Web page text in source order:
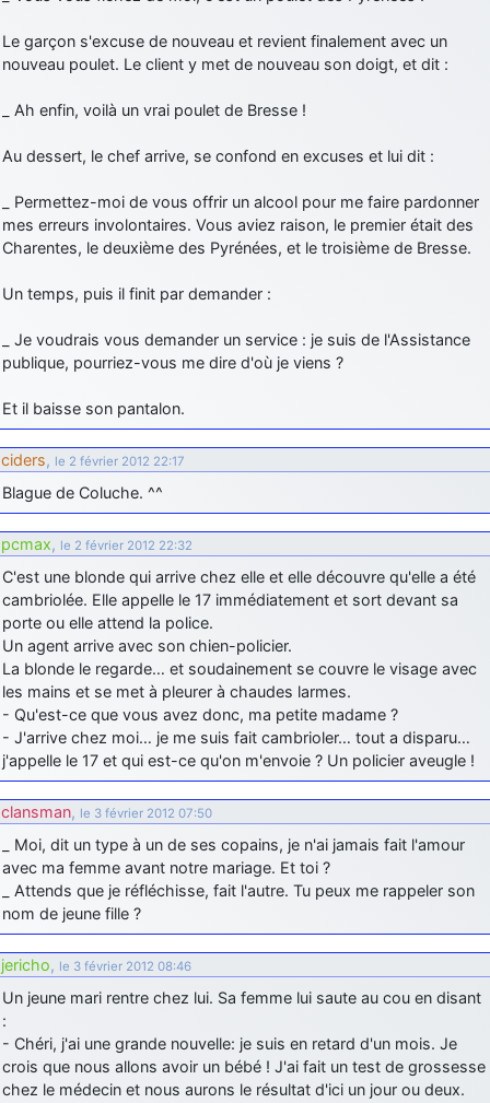
Le garçon s'excuse de nouveau et revient finalement avec un
nouveau poulet. Le client y met de nouveau son doigt, et dit :
_ Ah enfin, voilà un vrai poulet de Bresse !
Au dessert, le chef arrive, se confond en excuses et lui dit :
_ Permettez-moi de vous offrir un alcool pour me faire pardonner
mes erreurs involontaires. Vous aviez raison, le premier était des
Charentes, le deuxième des Pyrénées, et le troisième de Bresse.
Un temps, puis il finit par demander :
_ Je voudrais vous demander un service : je suis de l'Assistance
publique, pourriez-vous me dire d'où je viens ?
Et il baisse son pantalon.
ciders, le 2 février 2012 22:17
Blague de Coluche. ^^
pcmax, le 2 février 2012 22:32
C'est une blonde qui arrive chez elle et elle découvre qu'elle a été
cambriolée. Elle appelle le 17 immédiatement et sort devant sa
porte ou elle attend la police.
Un agent arrive avec son chien-policier.
La blonde le regarde… et soudainement se couvre le visage avec
les mains et se met à pleurer à chaudes larmes.
- Qu'est-ce que vous avez donc, ma petite madame ?
- J'arrive chez moi… je me suis fait cambrioler… tout a disparu…
j'appelle le 17 et qui est-ce qu'on m'envoie ? Un policier aveugle !
clansman, le 3 février 2012 07:50
_ Moi, dit un type à un de ses copains, je n'ai jamais fait l'amour
avec ma femme avant notre mariage. Et toi ?
_ Attends que je réfléchisse, fait l'autre. Tu peux me rappeler son
nom de jeune fille ?
jericho, le 3 février 2012 08:46
Un jeune mari rentre chez lui. Sa femme lui saute au cou en disant
:
- Chéri, j'ai une grande nouvelle: je suis en retard d'un mois. Je
crois que nous allons avoir un bébé ! J'ai fait un test de grossesse
chez le médecin et nous aurons le résultat d'ici un jour ou deux.